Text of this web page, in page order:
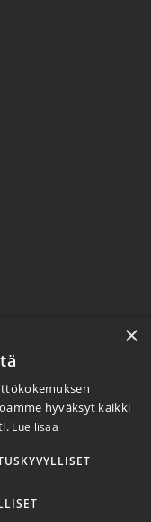
×
hyväksyt kaikki
Lue lisää